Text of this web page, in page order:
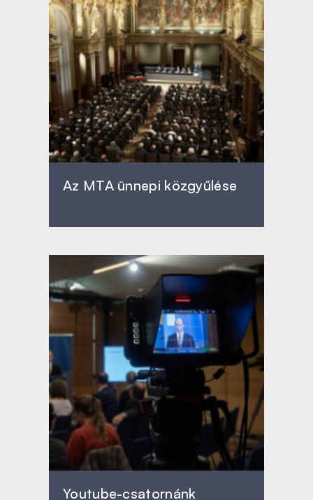
Az MTA ünnepi közgyűlése
Youtube-csatornánk